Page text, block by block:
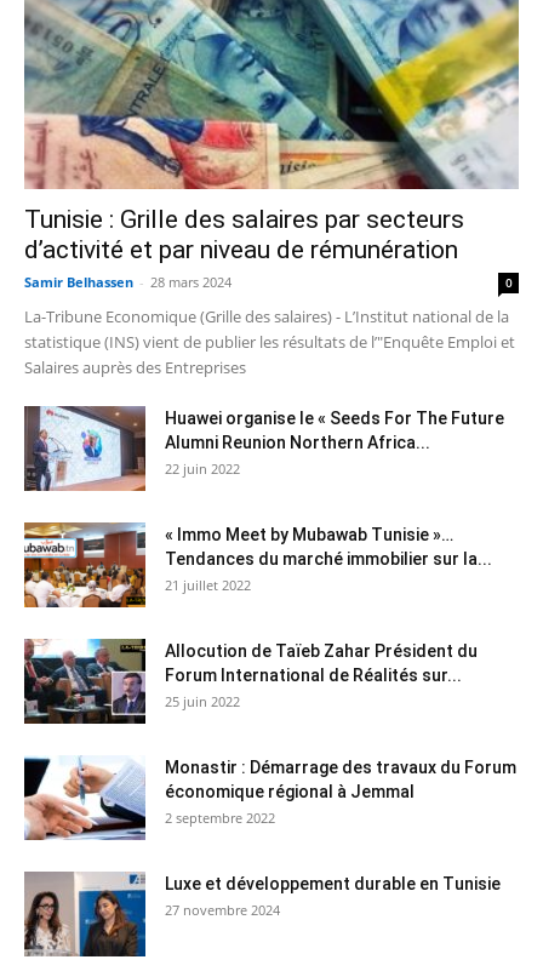
Tunisie : Grille des salaires par secteurs
d’activité et par niveau de rémunération
Samir Belhassen - 28 mars 2024 0
La-Tribune Economique (Grille des salaires) - L’Institut national de la
statistique (INS) vient de publier les résultats de l’"Enquête Emploi et
Salaires auprès des Entreprises
Huawei organise le « Seeds For The Future
Alumni Reunion Northern Africa...
22 juin 2022
« Immo Meet by Mubawab Tunisie »…
Tendances du marché immobilier sur la...
21 juillet 2022
Allocution de Taïeb Zahar Président du
Forum International de Réalités sur...
25 juin 2022
Monastir : Démarrage des travaux du Forum
économique régional à Jemmal
2 septembre 2022
Luxe et développement durable en Tunisie
27 novembre 2024